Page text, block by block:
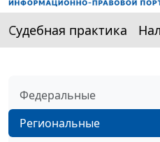
Судебная практика
Федеральные
Региональные